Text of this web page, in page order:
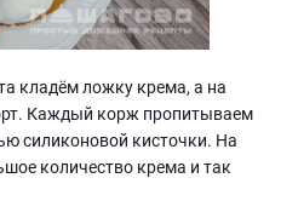
кладём ложку крема, а на
Каждый корж пропитываем
силиконовой кисточки. На
количество крема и так